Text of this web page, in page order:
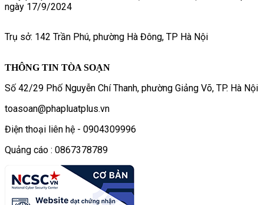
ngày 17/9/2024
Trụ sở: 142 Trần Phú, phường Hà Đông, TP Hà Nội
THÔNG TIN TÒA SOẠN
Số 42/29 Phố Nguyễn Chí Thanh, phường Giảng Võ, TP. Hà Nội
toasoan@phapluatplus.vn
Điện thoại liên hệ - 0904309996
Quảng cáo : 0867378789